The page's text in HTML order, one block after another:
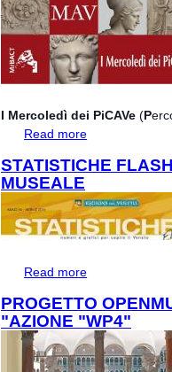
I Mercoledì dei PiCAVe (P
Read more
STATISTICHE
MUSEALE
Read more
PROGETTO
"AZIONE "WP4"